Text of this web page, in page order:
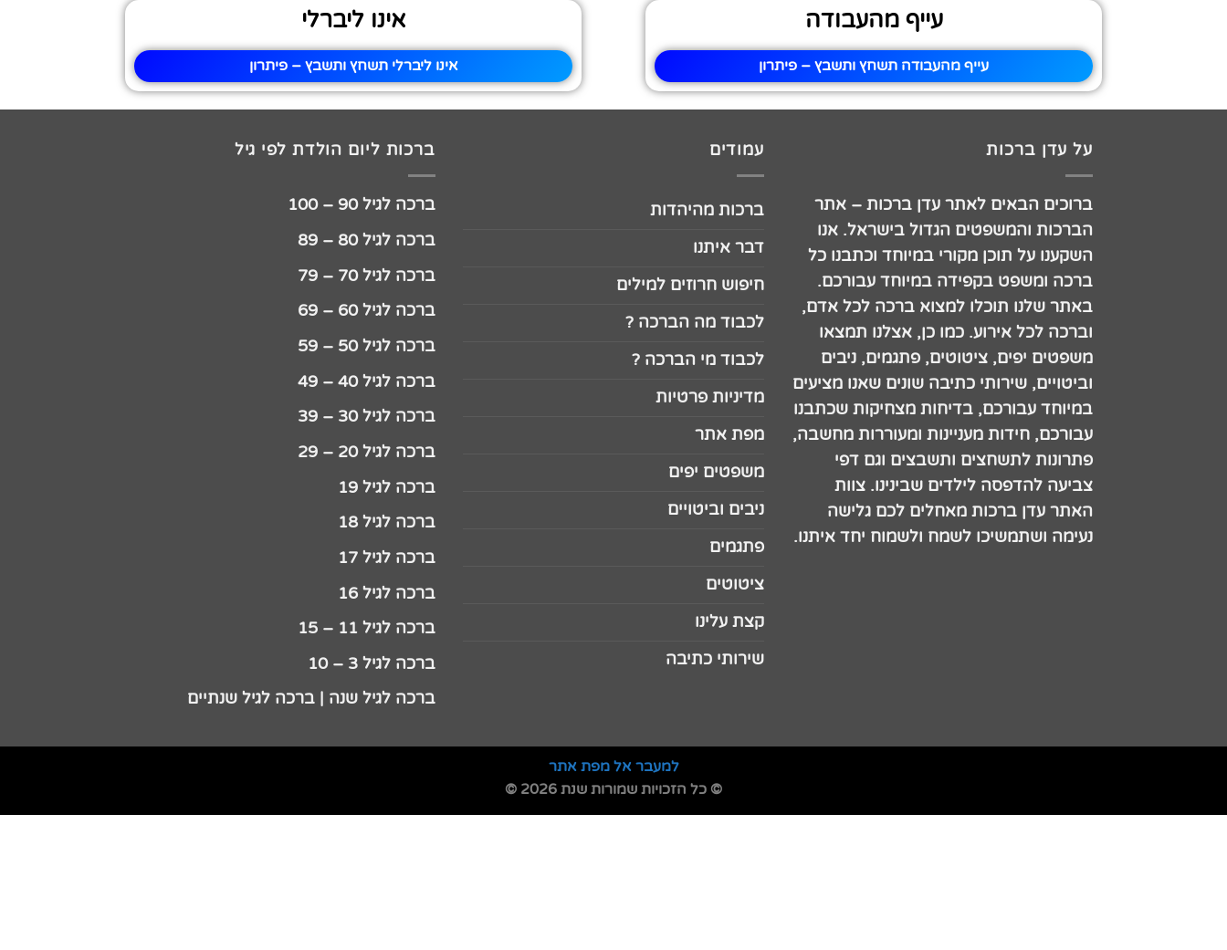
עייף מהעבודה
עייף מהעבודה תשחץ ותשבץ – פיתרון
אינו ליברלי
אינו ליברלי תשחץ ותשבץ – פיתרון
על עדן ברכות
ברוכים הבאים לאתר עדן ברכות – אתר
הברכות והמשפטים הגדול בישראל. אנו
השקענו על תוכן מקורי במיוחד וכתבנו כל
ברכה ומשפט בקפידה במיוחד עבורכם.
באתר שלנו תוכלו למצוא ברכה לכל אדם,
וברכה לכל אירוע. כמו כן, אצלנו תמצאו
משפטים יפים, ציטוטים, פתגמים, ניבים
וביטויים, שירותי כתיבה שונים שאנו מציעים
במיוחד עבורכם, בדיחות מצחיקות שכתבנו
עבורכם, חידות מעניינות ומעוררות מחשבה,
פתרונות לתשחצים ותשבצים וגם דפי
צביעה להדפסה לילדים שבינינו. צוות
האתר עדן ברכות מאחלים לכם גלישה
נעימה ושתמשיכו לשמח ולשמוח יחד איתנו.
עמודים
ברכות מהיהדות
דבר איתנו
חיפוש חרוזים למילים
לכבוד מה הברכה ?
לכבוד מי הברכה ?
מדיניות פרטיות
מפת אתר
משפטים יפים
ניבים וביטויים
פתגמים
ציטוטים
קצת עלינו
שירותי כתיבה
ברכות ליום הולדת לפי גיל
ברכה לגיל 90 – 100
ברכה לגיל 80 – 89
ברכה לגיל 70 – 79
ברכה לגיל 60 – 69
ברכה לגיל 50 – 59
ברכה לגיל 40 – 49
ברכה לגיל 30 – 39
ברכה לגיל 20 – 29
ברכה לגיל 19
ברכה לגיל 18
ברכה לגיל 17
ברכה לגיל 16
ברכה לגיל 11 – 15
ברכה לגיל 3 – 10
ברכה לגיל שנה | ברכה לגיל שנתיים
למעבר אל מפת אתר
© כל הזכויות שמורות שנת 2026 ©